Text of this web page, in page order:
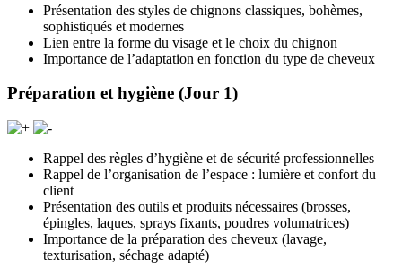
Présentation des styles de chignons classiques, bohèmes,
sophistiqués et modernes
Lien entre la forme du visage et le choix du chignon
Importance de l’adaptation en fonction du type de cheveux
Préparation et hygiène (Jour 1)
Rappel des règles d’hygiène et de sécurité professionnelles
Rappel de l’organisation de l’espace : lumière et confort du
client
Présentation des outils et produits nécessaires (brosses,
épingles, laques, sprays fixants, poudres volumatrices)
Importance de la préparation des cheveux (lavage,
texturisation, séchage adapté)